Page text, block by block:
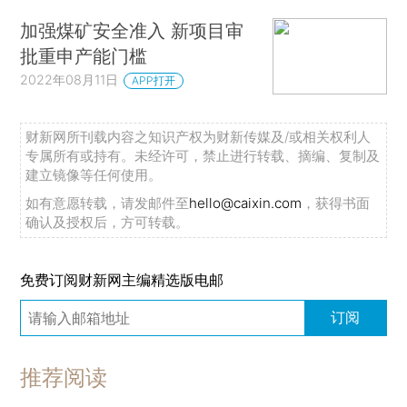
加强煤矿安全准入 新项目审
批重申产能门槛
2022年08月11日 APP打开
财新网所刊载内容之知识产权为财新传媒及/或相关权利人
专属所有或持有。未经许可，禁止进行转载、摘编、复制及
建立镜像等任何使用。
如有意愿转载，请发邮件至hello@caixin.com ，获得书面
确认及授权后，方可转载。
免费订阅财新网主编精选版电邮
订阅
推荐阅读